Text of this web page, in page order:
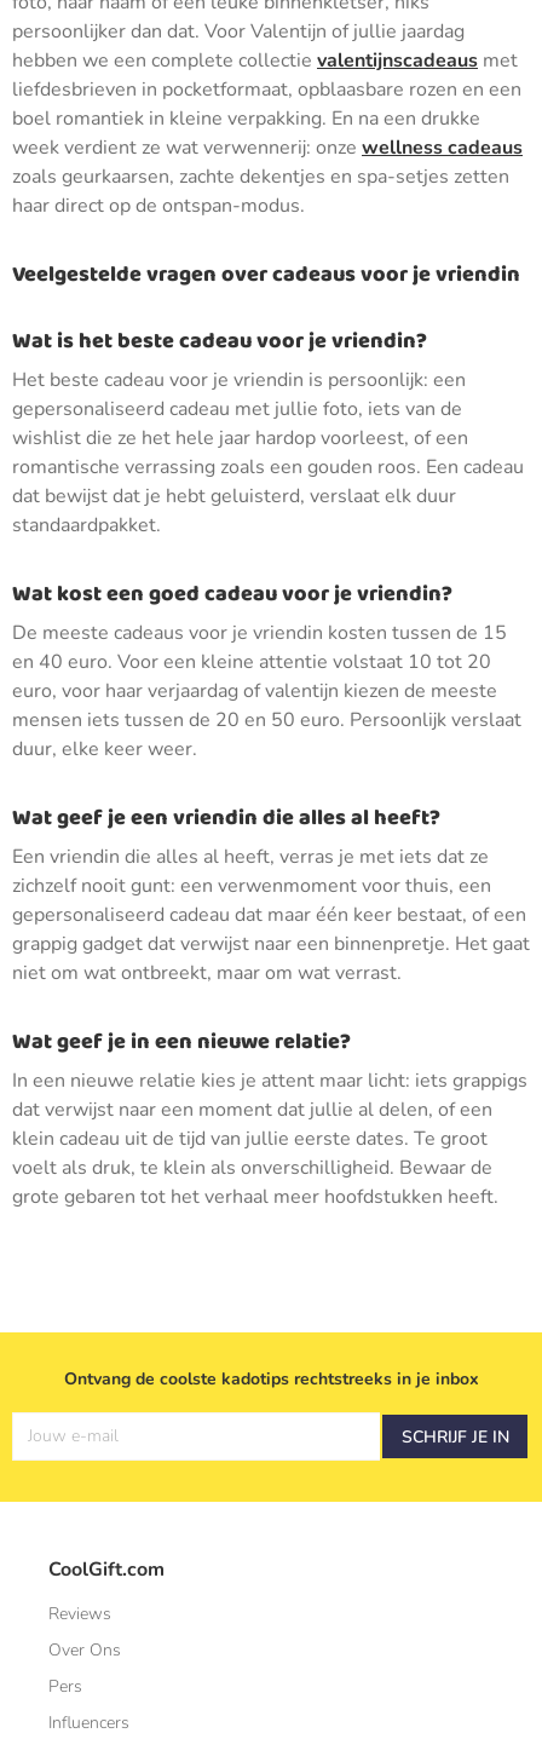
persoonlijker dan dat. Voor Valentijn of jullie jaardag
hebben we een complete collectie valentijnscadeaus met
liefdesbrieven in pocketformaat, opblaasbare rozen en een
boel romantiek in kleine verpakking. En na een drukke
week verdient ze wat verwennerij: onze wellness cadeaus
zoals geurkaarsen, zachte dekentjes en spa-setjes zetten
haar direct op de ontspan-modus.
Veelgestelde vragen over cadeaus voor je vriendin
Wat is het beste cadeau voor je vriendin?
Het beste cadeau voor je vriendin is persoonlijk: een
gepersonaliseerd cadeau met jullie foto, iets van de
wishlist die ze het hele jaar hardop voorleest, of een
romantische verrassing zoals een gouden roos. Een cadeau
dat bewijst dat je hebt geluisterd, verslaat elk duur
standaardpakket.
Wat kost een goed cadeau voor je vriendin?
De meeste cadeaus voor je vriendin kosten tussen de 15
en 40 euro. Voor een kleine attentie volstaat 10 tot 20
euro, voor haar verjaardag of valentijn kiezen de meeste
mensen iets tussen de 20 en 50 euro. Persoonlijk verslaat
duur, elke keer weer.
Wat geef je een vriendin die alles al heeft?
Een vriendin die alles al heeft, verras je met iets dat ze
zichzelf nooit gunt: een verwenmoment voor thuis, een
gepersonaliseerd cadeau dat maar één keer bestaat, of een
grappig gadget dat verwijst naar een binnenpretje. Het gaat
niet om wat ontbreekt, maar om wat verrast.
Wat geef je in een nieuwe relatie?
In een nieuwe relatie kies je attent maar licht: iets grappigs
dat verwijst naar een moment dat jullie al delen, of een
klein cadeau uit de tijd van jullie eerste dates. Te groot
voelt als druk, te klein als onverschilligheid. Bewaar de
grote gebaren tot het verhaal meer hoofdstukken heeft.
Ontvang de coolste kadotips rechtstreeks in je inbox
Jouw e-mail SCHRIJF JE IN
CoolGift.com
Reviews
Over Ons
Pers
Influencers